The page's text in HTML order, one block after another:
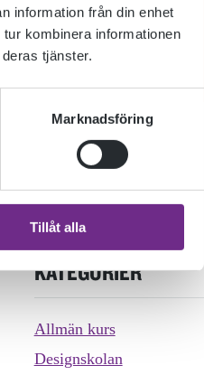
information från din enhet
kombinera informationen
tjänster.
Marknadsföring
Tillåt alla
KATEGORIER
Allmän kurs
Designskolan